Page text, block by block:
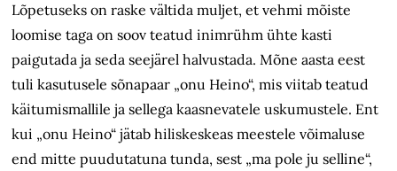
Lõpetuseks on raske vältida muljet, et vehmi mõiste
loomise taga on soov teatud inimrühm ühte kasti
paigutada ja seda seejärel halvustada. Mõne aasta eest
tuli kasutusele sõnapaar „onu Heino“, mis viitab teatud
käitumismallile ja sellega kaasnevatele uskumustele. Ent
kui „onu Heino“ jätab hiliskeskeas meestele võimaluse
end mitte puudutatuna tunda, sest „ma pole ju selline“,